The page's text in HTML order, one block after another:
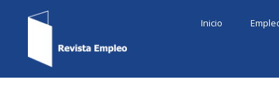
Inicio